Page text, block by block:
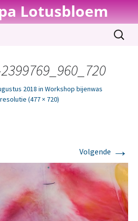
Lotusbloem
Zoeken
naar:
2018 in Workshop bijenwas
(477 × 720)
Volgende →